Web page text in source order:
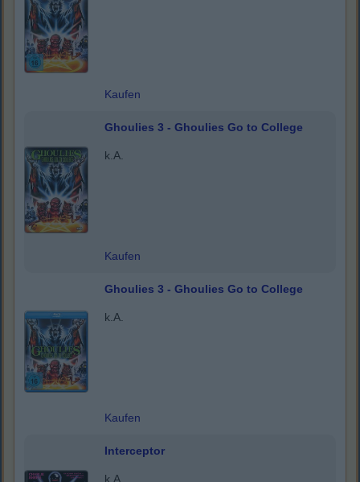
Kaufen
Ghoulies 3 - Ghoulies Go to College
k.A.
Kaufen
Ghoulies 3 - Ghoulies Go to College
k.A.
Kaufen
Interceptor
k.A.